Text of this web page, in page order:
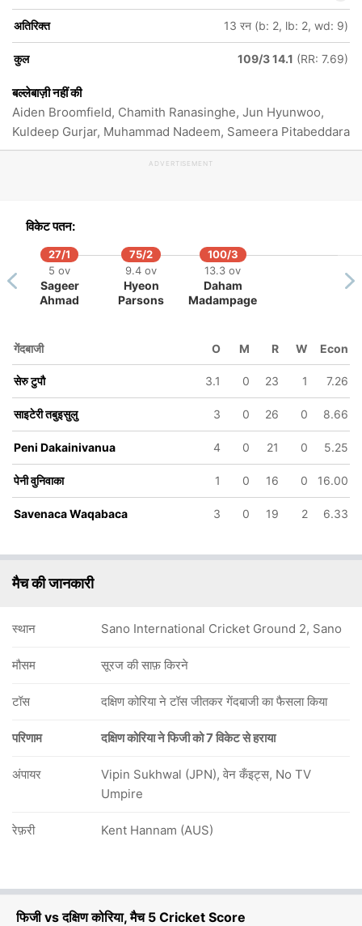
फिजी vs दक्षिण कोरिया, मैच 5 Cricket Score
Peni
Dakainivanua Waqavakatoga
अतिरिक्त 13 रन (b: 2, lb: 2, wd: 9)
कुल 109/3 14.1 (RR: 7.69)
बल्लेबाज़ी नहीं की
Aiden Broomfield, Chamith Ranasinghe, Jun Hyunwoo,
Kuldeep Gurjar, Muhammad Nadeem, Sameera Pitabeddara
ADVERTISEMENT
विकेट पतन:
27/1
5 ov
Sageer
Ahmad
75/2
9.4 ov
Hyeon
Parsons
100/3
13.3 ov
Daham
Madampage
गेंदबाजी O M R W Econ
सेरु टुपौ 3.1 0 23 1 7.26
साइटेरी तबुइसुलु 3 0 26 0 8.66
Peni Dakainivanua 4 0 21 0 5.25
पेनी वुनिवाका 1 0 16 0 16.00
Savenaca Waqabaca 3 0 19 2 6.33
मैच की जानकारी
स्थान Sano International Cricket Ground 2, Sano
मौसम सूरज की साफ़ किरने
टॉस दक्षिण कोरिया ने टॉस जीतकर गेंदबाजी का फैसला किया
परिणाम दक्षिण कोरिया ने फिजी को 7 विकेट से हराया
अंपायर
Vipin Sukhwal (JPN), वेन कँइट्स, No TV
Umpire
रेफ़री Kent Hannam (AUS)